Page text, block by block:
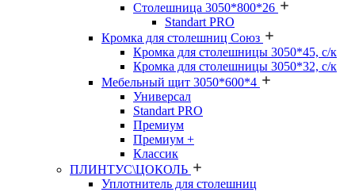
Столешница 3050*800*26
Standart PRO
Кромка для столешниц Союз
Кромка для столешницы 3050*45, с/к
Кромка для столешницы 3050*32, с/к
Мебельный щит 3050*600*4
Универсал
Standart PRO
Премиум
Премиум +
Классик
ПЛИНТУС\ЦОКОЛЬ
Уплотнитель для столешниц